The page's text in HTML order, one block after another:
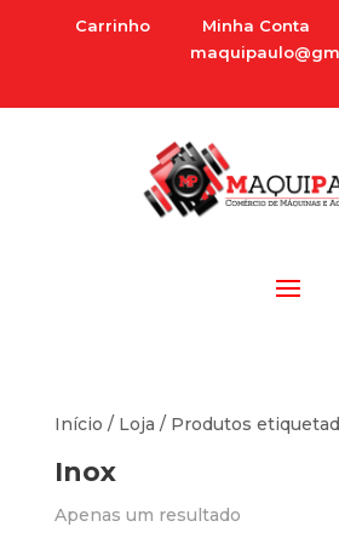
Carrinho Minha Conta
Início / Loja / Produtos
Inox
Apenas um resultado